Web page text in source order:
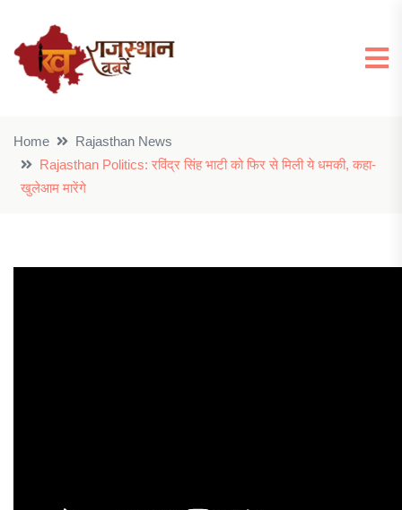
Home
Rajasthan News
Rajasthan Politics: रविंद्र सिंह भाटी को फिर से मिली ये धमकी, कहा-
खुलेआम मारेंगे